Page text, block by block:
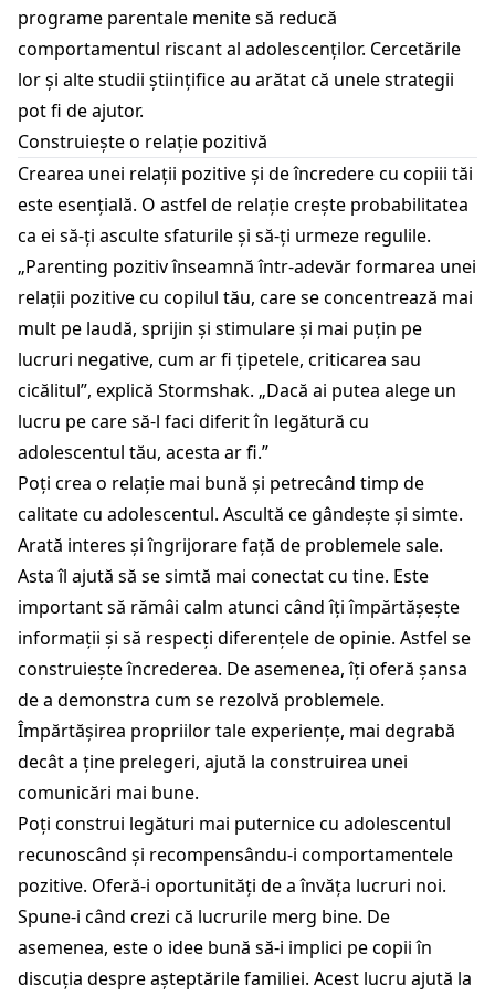
programe parentale menite să reducă
comportamentul riscant al adolescenților. Cercetările
lor și alte studii științifice au arătat că unele strategii
pot fi de ajutor.
Construiește o relație pozitivă
Crearea unei relații pozitive și de încredere cu copiii tăi
este esențială. O astfel de relație crește probabilitatea
ca ei să-ți asculte sfaturile și să-ți urmeze regulile.
„Parenting pozitiv înseamnă într-adevăr formarea unei
relații pozitive cu copilul tău, care se concentrează mai
mult pe laudă, sprijin și stimulare și mai puțin pe
lucruri negative, cum ar fi țipetele, criticarea sau
cicălitul”, explică Stormshak. „Dacă ai putea alege un
lucru pe care să-l faci diferit în legătură cu
adolescentul tău, acesta ar fi.”
Poți crea o relație mai bună și petrecând timp de
calitate cu adolescentul. Ascultă ce gândește și simte.
Arată interes și îngrijorare față de problemele sale.
Asta îl ajută să se simtă mai conectat cu tine. Este
important să rămâi calm atunci când îți împărtășește
informații și să respecți diferențele de opinie. Astfel se
construiește încrederea. De asemenea, îți oferă șansa
de a demonstra cum se rezolvă problemele.
Împărtășirea propriilor tale experiențe, mai degrabă
decât a ține prelegeri, ajută la construirea unei
comunicări mai bune.
Poți construi legături mai puternice cu adolescentul
recunoscând și recompensându-i comportamentele
pozitive. Oferă-i oportunități de a învăța lucruri noi.
Spune-i când crezi că lucrurile merg bine. De
asemenea, este o idee bună să-i implici pe copii în
discuția despre așteptările familiei. Acest lucru ajută la